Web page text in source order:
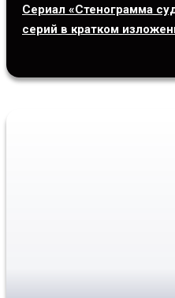
Сериал «Стенограмма
серий в кратком